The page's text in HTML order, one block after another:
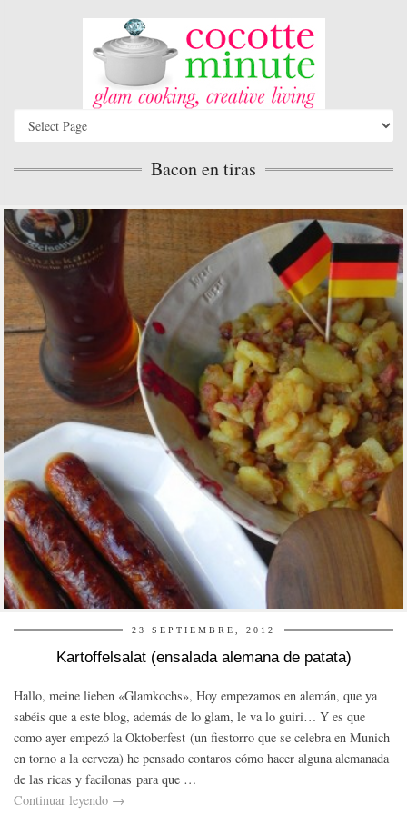
Bacon en tiras
23 SEPTIEMBRE, 2012
Kartoffelsalat (ensalada alemana de patata)
Hallo, meine lieben «Glamkochs», Hoy empezamos en alemán, que ya
sabéis que a este blog, además de lo glam, le va lo guiri… Y es que
como ayer empezó la Oktoberfest (un fiestorro que se celebra en Munich
en torno a la cerveza) he pensado contaros cómo hacer alguna alemanada
de las ricas y facilonas para que …
Continuar leyendo →